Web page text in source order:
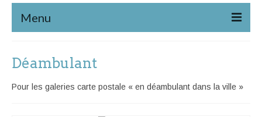
Menu
Déambulant
Pour les galeries carte postale « en déambulant dans la ville »